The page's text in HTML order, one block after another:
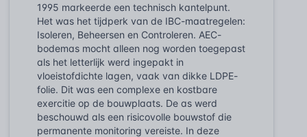
1995 markeerde een technisch kantelpunt.
Het was het tijdperk van de IBC-maatregelen:
Isoleren, Beheersen en Controleren. AEC-
bodemas mocht alleen nog worden toegepast
als het letterlijk werd ingepakt in
vloeistofdichte lagen, vaak van dikke LDPE-
folie. Dit was een complexe en kostbare
exercitie op de bouwplaats. De as werd
beschouwd als een risicovolle bouwstof die
permanente monitoring vereiste. In deze